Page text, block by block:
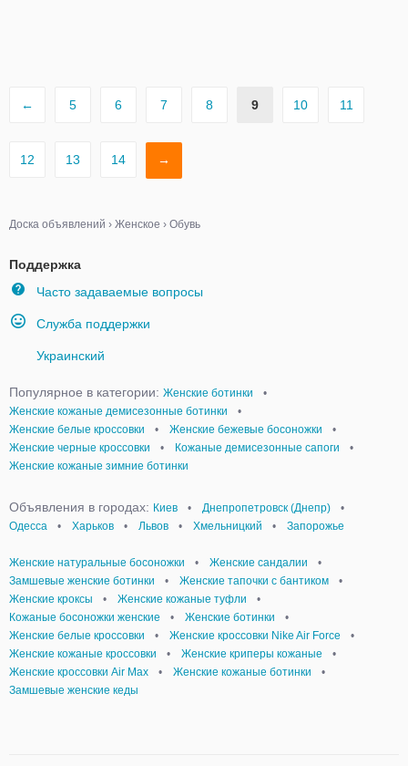
← 5 6 7 8 9 10 11
12 13 14 →
Доска объявлений › Женское › Обувь
Поддержка
Часто задаваемые вопросы
Служба поддержки
Украинский
Популярное в категории: Женские ботинки
•
Женские кожаные демисезонные ботинки
•
Женские белые кроссовки
• Женские бежевые босоножки
•
Женские черные кроссовки
• Кожаные демисезонные сапоги
•
Женские кожаные зимние ботинки
Объявления в городах: Киев • Днепропетровск (Днепр)
•
Одесса
• Харьков • Львов • Хмельницкий • Запорожье
Женские натуральные босоножки • Женские сандалии
•
Замшевые женские ботинки
• Женские тапочки с бантиком
•
Женские кроксы
• Женские кожаные туфли
•
Кожаные босоножки женские
• Женские ботинки
•
Женские белые кроссовки
• Женские кроссовки Nike Air Force
•
Женские кожаные кроссовки
• Женские криперы кожаные
•
Женские кроссовки Air Max
• Женские кожаные ботинки
•
Замшевые женские кеды